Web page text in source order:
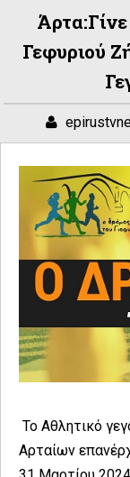
Γεφυριού
Το Αθλητικό
Αρταίων